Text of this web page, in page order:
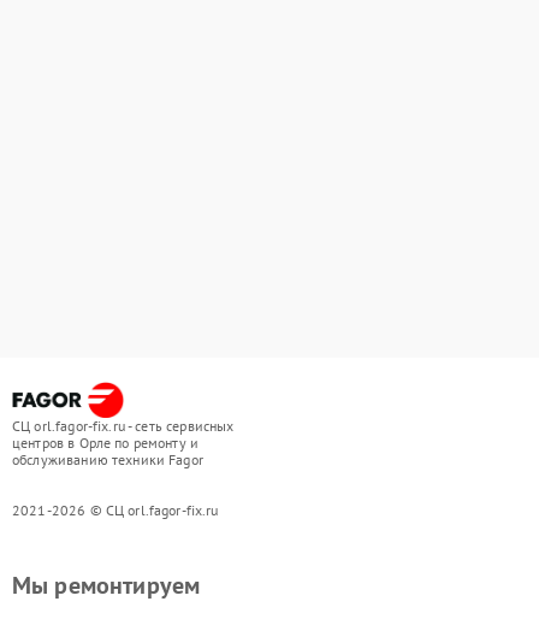
СЦ orl.fagor-fix.ru - сеть сервисных
центров в Орле по ремонту и
обслуживанию техники Fagor
2021-2026 © СЦ orl.fagor-fix.ru
Мы ремонтируем